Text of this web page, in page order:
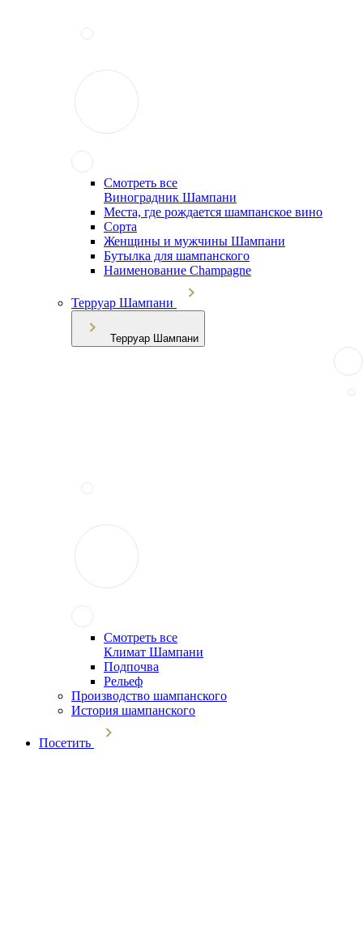
Смотреть все
Виноградник Шампани
Места, где рождается шампанское вино
Сорта
Женщины и мужчины Шампани
Бутылка для шампанского
Наименование Champagne
Терруар Шампани
Терруар Шампани
Смотреть все
Климат Шампани
Подпочва
Рельеф
Производство шампанского
История шампанского
Посетить